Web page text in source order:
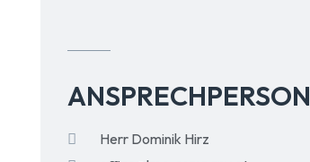
ANSPRECHPERSON
Herr Dominik Hirz